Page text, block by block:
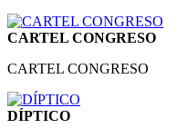
CARTEL CONGRESO
CARTEL CONGRESO
DÍPTICO